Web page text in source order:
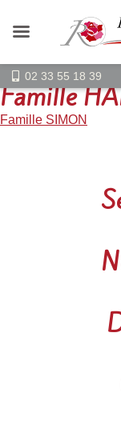
02 33 55 18 39
Famille
Navigation
Famille SIMON